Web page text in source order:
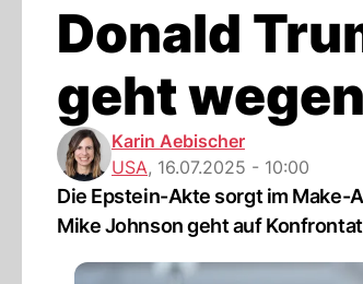
Donald
geht
Karin Aebischer
USA, 16.07.2025 - 10:00
Die Epstein-Akte sorgt im Make-
Mike Johnson geht auf